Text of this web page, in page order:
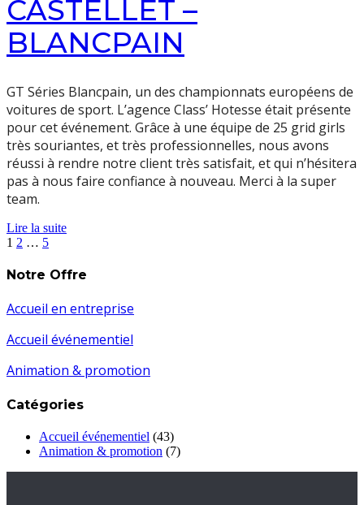
CASTELLET –
BLANCPAIN
GT Séries Blancpain, un des championnats européens de
voitures de sport. L’agence Class’ Hotesse était présente
pour cet événement. Grâce à une équipe de 25 grid girls
très souriantes, et très professionnelles, nous avons
réussi à rendre notre client très satisfait, et qui n’hésitera
pas à nous faire confiance à nouveau. Merci à la super
team.
Lire la suite
Pagination
des
publications
1 2 … 5
Notre Offre
Accueil en entreprise
Accueil événementiel
Animation & promotion
Catégories
Accueil événementiel (43)
Animation & promotion (7)